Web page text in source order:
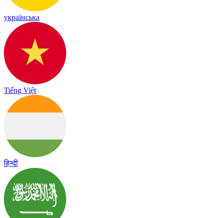
українська
Tiếng Việt
हिन्दी